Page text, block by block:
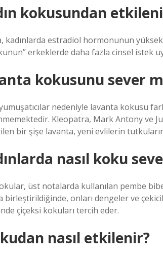
kokusundan
kadınlarda estradiol hormonunun
erkeklerde daha fazla cinsel istek
kokusunu sever
nedeniyle lavanta kokusu
Kleopatra, Mark Antony ve
bir şişe lavanta, yeni evlilerin
nasıl koku
üst notalarda kullanılan pembe
birleştirildiğinde, onları dengeler ve
çiçeksi kokuları tercih eder.
nasıl etkilenir?